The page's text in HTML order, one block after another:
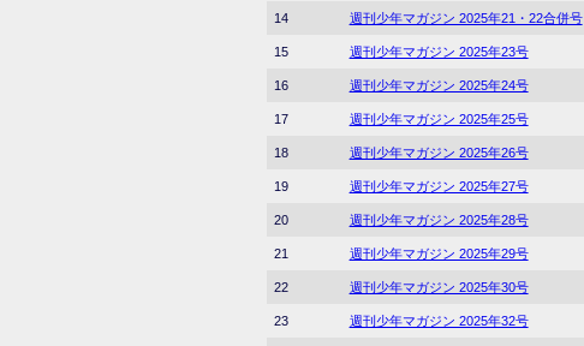
14 週刊少年マガジン 2025年21・22合併号
15 週刊少年マガジン 2025年23号
16 週刊少年マガジン 2025年24号
17 週刊少年マガジン 2025年25号
18 週刊少年マガジン 2025年26号
19 週刊少年マガジン 2025年27号
20 週刊少年マガジン 2025年28号
21 週刊少年マガジン 2025年29号
22 週刊少年マガジン 2025年30号
23 週刊少年マガジン 2025年32号